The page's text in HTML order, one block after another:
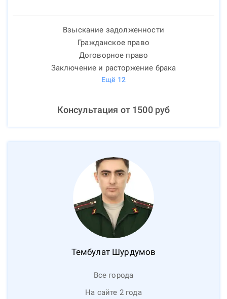
Взыскание задолженности
Гражданское право
Договорное право
Заключение и расторжение брака
Ещё 12
Консультация от 1500руб
Тембулат Шурдумов
Все города
На сайте 2 года